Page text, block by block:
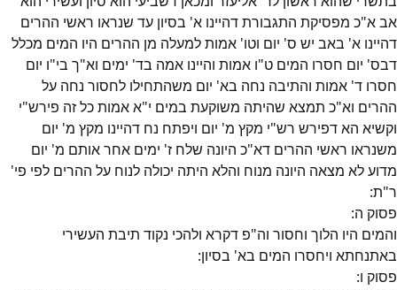
אב א"כ מפסיקת התגבורת דהיינו א' בסיון עד שנראו ראשי ההרים
דהיינו א' באב יש ס' יום וטו' אמות למעלה מן ההרים היו המים מכלל
דבס' יום חסרו המים ט"ו אמות והיינו אמה בד' ימים וא"ך בי"ו יום
חסרו ד' אמות והתיבה נחה בא' יום משהתחילו לחסור נחה על
ההרים וא"כ תמצא שהיתה משוקעת במים י"א אמות כל זה פירש"י
וקשיא הא דפירש רש"י מקץ מ' יום ויפתח נח דהיינו מקץ מ' יום
משנראו ראשי ההרים דא"כ היונה שלח ז' ימים אחר אותם מ' יום
מדוע לא מצאה היונה מנוח והלא היתה יכולה לנוח על ההרים לפי פי'
ר"ת:
פסוק ה:
והמים היו הלוך וחסור וה"פ דקרא ולהכי נקוד תיבת העשירי
באתנחתא ויחסרו המים בא' בסיון:
פסוק ו: